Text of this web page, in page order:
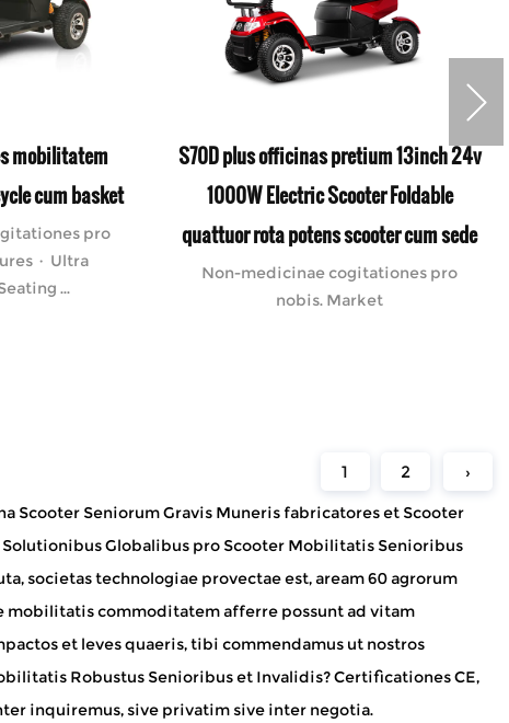
mobilitatem
cum basket
pro
· Ultra
...
S70D plus officinas pretium 13inch 24v
1000W Electric Scooter Foldable
quattuor rota potens scooter cum sede
Non-medicinae cogitationes pro
nobis. Market
1 2 ›
Scooter Seniorum Gravis Muneris fabricatoreset Scooter
Solutionibus Globalibus pro Scooter Mobilitatis Senioribus
societas technologiae provectae est, aream 60 agrorum
mobilitatis commoditatem afferre possunt ad vitam
et leves quaeris, tibi commendamus ut nostros
Robustus Senioribus et Invalidis? Certificationes CE,
inquiremus, sive privatim sive inter negotia.